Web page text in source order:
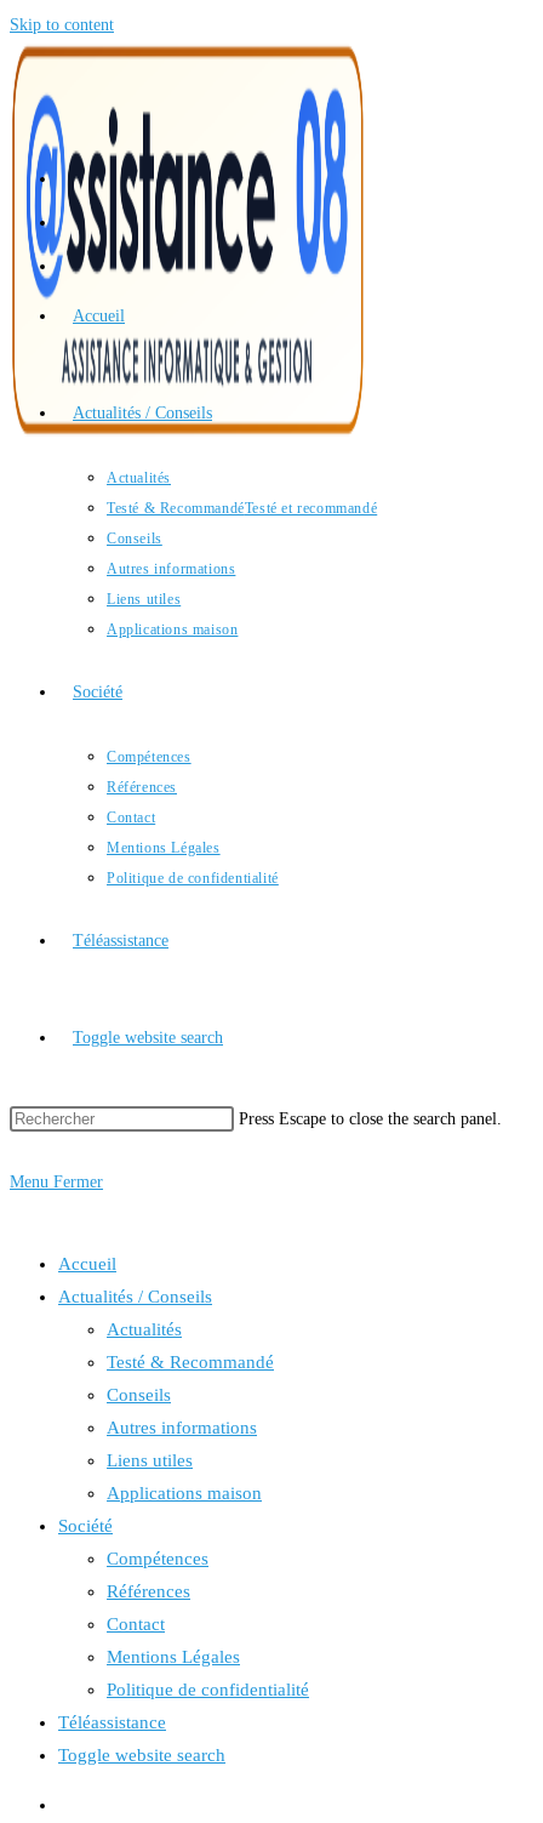
Skip to content
Accueil
Actualités / Conseils
Actualités
Testé & RecommandéTesté et recommandé
Conseils
Autres informations
Liens utiles
Applications maison
Société
Compétences
Références
Contact
Mentions Légales
Politique de confidentialité
Téléassistance
Toggle website search
Press Escape to close the search panel.
Menu Fermer
Accueil
Actualités / Conseils
Actualités
Testé & Recommandé
Conseils
Autres informations
Liens utiles
Applications maison
Société
Compétences
Références
Contact
Mentions Légales
Politique de confidentialité
Téléassistance
Toggle website search